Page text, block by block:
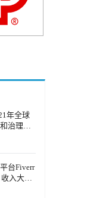
年全球
治理
台Fiverr
入大增